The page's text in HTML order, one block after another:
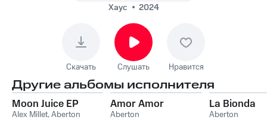
Хаус
2024
Скачать Слушать Нравится
Другие альбомы исполнителя
Moon Juice EP
Alex Millet,Aberton
Amor Amor
Aberton
La Bionda
Aberton